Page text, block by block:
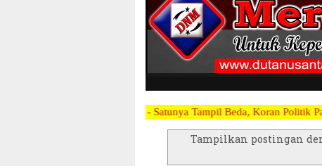
Satu - Satunya Tampil Beda, Koran Politik Paling Berani
Tampilkan postingan